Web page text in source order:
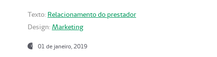
Texto: Relacionamento do prestador
Design: Marketing
01 de janeiro, 2019